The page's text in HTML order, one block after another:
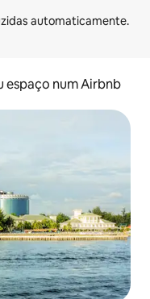
espaço num Airbnb